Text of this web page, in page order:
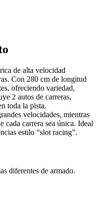
de alta velocidad
Con 280 cm de longitud
ofreciendo variedad,
2 autos de carreras,
toda la pista.
velocidades, mientras
cada carrera sea única. Ideal
estilo “slot racing”.
diferentes de armado.
x 50 cm x 12 cm aprox.